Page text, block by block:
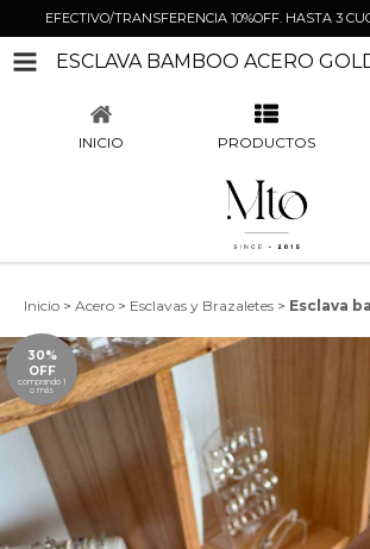
EFECTIVO/TRANSFERENCIA 10%OFF. HASTA 3
ESCLAVA BAMBOO ACERO
INICIO PRODUCTOS
Inicio > Acero > Esclavas y Brazaletes > Esclava
30%
OFF
comprando 1
o más